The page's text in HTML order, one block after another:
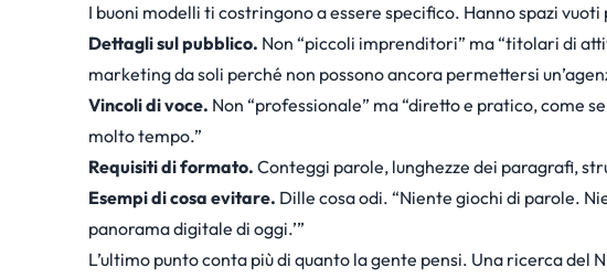
I buoni modelli ti costringono a essere specifico. Hanno spazi vuoti
Dettagli sul pubblico. Non “piccoli imprenditori” ma “titolari di
marketing da soli perché non possono ancora permettersi
Vincoli di voce. Non “professionale” ma “diretto e pratico, come
molto tempo.”
Requisiti di formato. Conteggi parole, lunghezze dei paragrafi,
Esempi di cosa evitare. Dille cosa odi. “Niente giochi di parole.
panorama digitale di oggi.’”
L’ultimo punto conta più di quanto la gente pensi. Una ricerca del